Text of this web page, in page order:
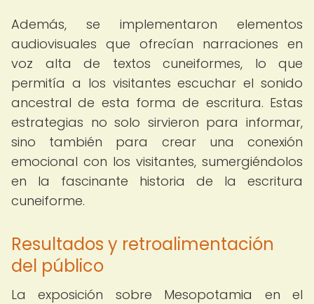
Además, se implementaron elementos
audiovisuales que ofrecían narraciones en
voz alta de textos cuneiformes, lo que
permitía a los visitantes escuchar el sonido
ancestral de esta forma de escritura. Estas
estrategias no solo sirvieron para informar,
sino también para crear una conexión
emocional con los visitantes, sumergiéndolos
en la fascinante historia de la escritura
cuneiforme.
Resultados y retroalimentación
del público
La exposición sobre Mesopotamia en el